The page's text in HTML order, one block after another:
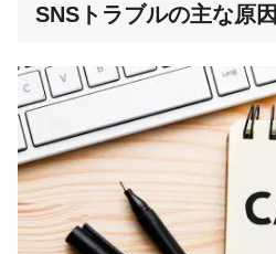
SNSトラブルの主な原因